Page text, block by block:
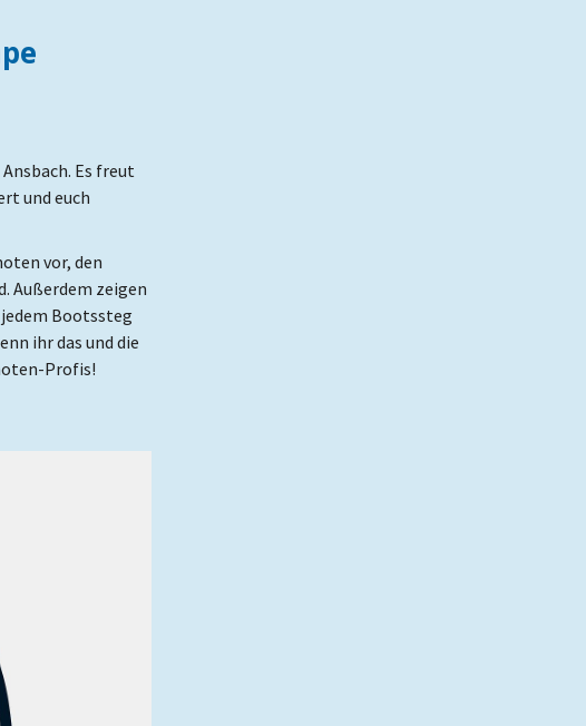
Es freut
und euch
vor, den
Außerdem zeigen
Bootssteg
ihr das und die
Profis!